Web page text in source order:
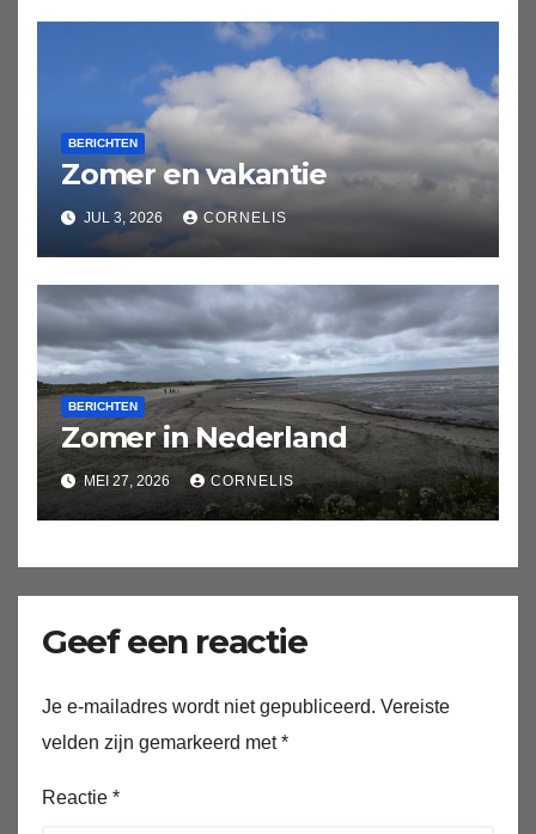
BERICHTEN
Zomer en vakantie
JUL 3, 2026 CORNELIS
BERICHTEN
Zomer in Nederland
MEI 27, 2026 CORNELIS
Geef een reactie
Je e-mailadres wordt niet gepubliceerd. Vereiste
velden zijn gemarkeerd met*
Reactie *